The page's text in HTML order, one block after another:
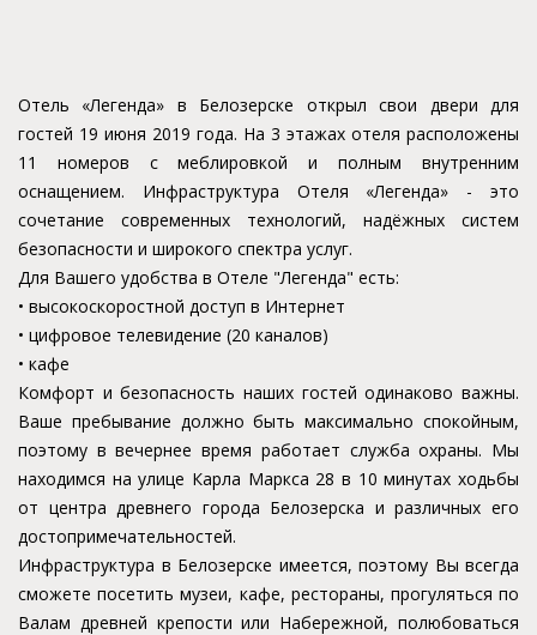
Отель «Легенда» в Белозерске открыл свои двери для
гостей 19 июня 2019 года. На 3 этажах отеля расположены
11 номеров с меблировкой и полным внутренним
оснащением. Инфраструктура Отеля «Легенда» - это
сочетание современных технологий, надёжных систем
безопасности и широкого спектра услуг.
Для Вашего удобства в Отеле "Легенда" есть:
• высокоскоростной доступ в Интернет
• цифровое телевидение (20 каналов)
• кафе
Комфорт и безопасность наших гостей одинаково важны.
Ваше пребывание должно быть максимально спокойным,
поэтому в вечернее время работает служба охраны. Мы
находимся на улице Карла Маркса 28 в 10 минутах ходьбы
от центра древнего города Белозерска и различных его
достопримечательностей.
Инфраструктура в Белозерске имеется, поэтому Вы всегда
сможете посетить музеи, кафе, рестораны, прогуляться по
Валам древней крепости или Набережной, полюбоваться